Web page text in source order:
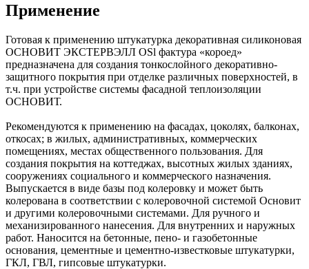
Применение
Готовая к применению штукатурка декоративная силиконовая
ОСНОВИТ ЭКСТЕРВЭЛЛ ОSl фактура «короед»
предназначена для создания тонкослойного декоративно-
защитного покрытия при отделке различных поверхностей, в
т.ч. при устройстве системы фасадной теплоизоляции
ОСНОВИТ.
Рекомендуются к применению на фасадах, цоколях, балконах,
откосах; в жилых, административных, коммерческих
помещениях, местах общественного пользования. Для
создания покрытия на коттеджах, высотных жилых зданиях,
сооружениях социального и коммерческого назначения.
Выпускается в виде базы под колеровку и может быть
колерована в соответствии с колеровочной системой Основит
и другими колеровочными системами. Для ручного и
механизированного нанесения. Для внутренних и наружных
работ. Наносится на бетонные, пено- и газобетонные
основания, цементные и цементно-известковые штукатурки,
ГКЛ, ГВЛ, гипсовые штукатурки.